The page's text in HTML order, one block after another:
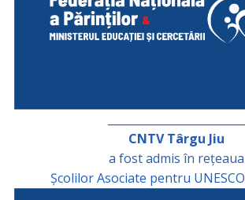
CNTV Târgu Jiu
a fost admis în rețeaua
Școlilor Asociate pentru UNESCO